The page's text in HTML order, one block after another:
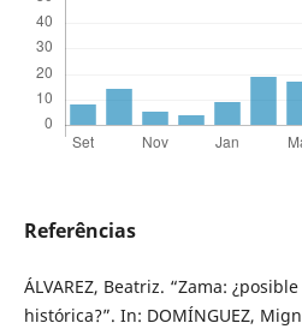
Referências
ÁLVAREZ, Beatriz. “Zama:
histórica?”. In: DOMÍNGUEZ,